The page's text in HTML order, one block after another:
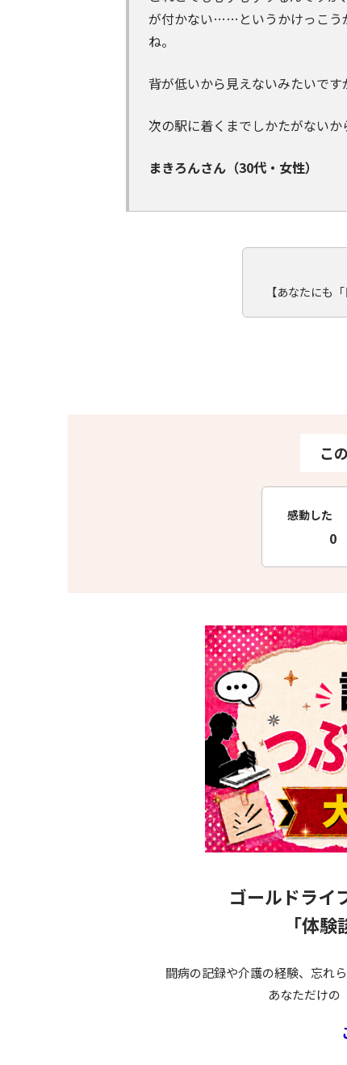
が付かない……というかけっこう
ね。
背が低いから見えないみたいです
次の駅に着くまでしかたがないか
まきろんさん（30代・女性）
【あなたにも
こ
感動した
0
ゴールドライ
「体
闘病の記録や介護の経験、忘れ
あなただけの